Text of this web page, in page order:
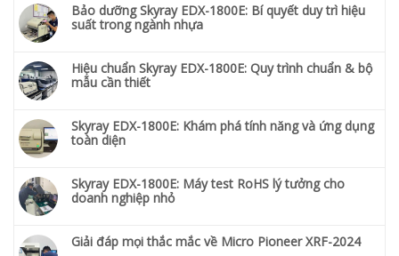
Bảo dưỡng Skyray EDX-1800E: Bí quyết duy trì hiệu
suất trong ngành nhựa
Hiệu chuẩn Skyray EDX-1800E: Quy trình chuẩn & bộ
mẫu cần thiết
Skyray EDX-1800E: Khám phá tính năng và ứng dụng
toàn diện
Skyray EDX-1800E: Máy test RoHS lý tưởng cho
doanh nghiệp nhỏ
Giải đáp mọi thắc mắc về Micro Pioneer XRF-2024